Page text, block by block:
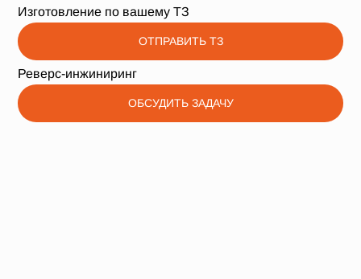
Изготовление по вашему ТЗ
ОТПРАВИТЬ ТЗ
Реверс-инжиниринг
ОБСУДИТЬ ЗАДАЧУ